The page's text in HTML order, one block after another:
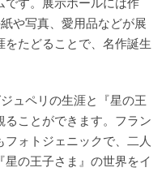
です。展示ホールには作
や写真、愛用品などが展
たどることで、名作誕生
ュペリの生涯と『星の王
ことができます。フラン
ォトジェニックで、二人
の王子さま』の世界をイ